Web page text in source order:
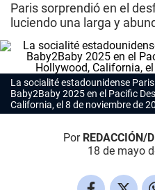
Paris sorprendió en el
luciendo una larga y
La socialité estadounidense
Baby2Baby 2025 en el Pacific
California, el 8 de noviembre de
Por REDACCIÓN/
18 de mayo